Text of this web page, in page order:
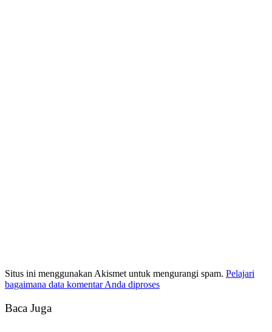
Situs ini menggunakan Akismet untuk mengurangi spam. Pelajari
bagaimana data komentar Anda diproses
Baca Juga